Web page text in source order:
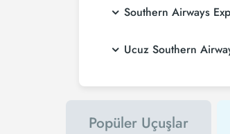
Southern Airways
Ucuz Southern
Popüler Uçuşlar